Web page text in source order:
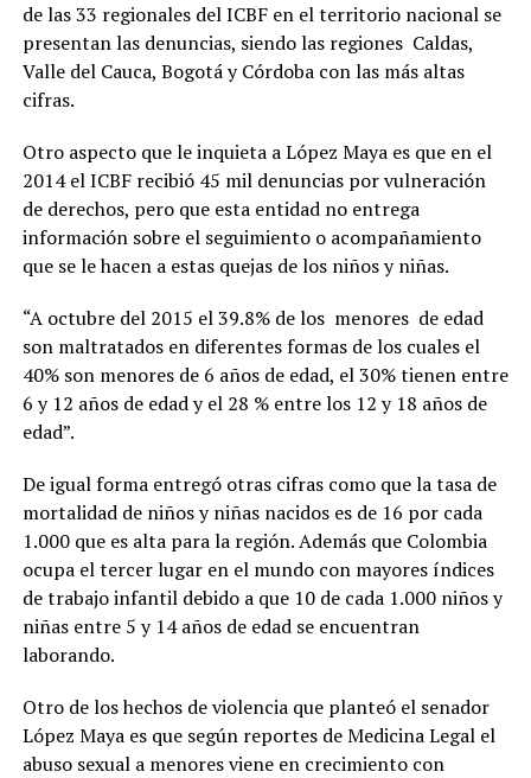
de las 33 regionales del ICBF en el territorio nacional se
presentan las denuncias, siendo las regiones Caldas,
Valle del Cauca, Bogotá y Córdoba con las más altas
cifras.
Otro aspecto que le inquieta a López Maya es que en el
2014 el ICBF recibió 45 mil denuncias por vulneración
de derechos, pero que esta entidad no entrega
información sobre el seguimiento o acompañamiento
que se le hacen a estas quejas de los niños y niñas.
“A octubre del 2015 el 39.8% de los menores de edad
son maltratados en diferentes formas de los cuales el
40% son menores de 6 años de edad, el 30% tienen entre
6 y 12 años de edad y el 28 % entre los 12 y 18 años de
edad”.
De igual forma entregó otras cifras como que la tasa de
mortalidad de niños y niñas nacidos es de 16 por cada
1.000 que es alta para la región. Además que Colombia
ocupa el tercer lugar en el mundo con mayores índices
de trabajo infantil debido a que 10 de cada 1.000 niños y
niñas entre 5 y 14 años de edad se encuentran
laborando.
Otro de los hechos de violencia que planteó el senador
López Maya es que según reportes de Medicina Legal el
abuso sexual a menores viene en crecimiento con